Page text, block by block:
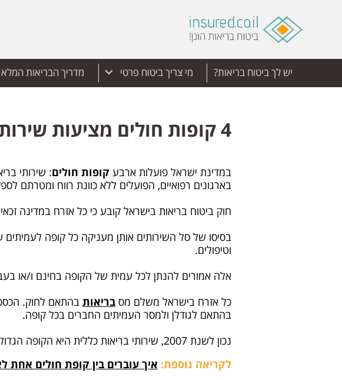
יש לך ביטוח בריאות? מי צריך ביטוח פרטי מדריך הבריאות המלא
4 קופות חולים מציעות שירותי בריאות לאזרח
במדינת ישראל פועלות ארבע קופות חולים: שירותי
בארגונים רפואיים, הפועלים ללא כוונת רווח ומטרתם
חוק ביטוח בריאות בישראל קובע כי כל אזרח במדינה
בסיסו של סל השירותים אותן מעניקה כל קופה
וטיפולים.
אלה אמורים להנתן לכל עמית של הקופה בחינם ו/או
כל אזרח בישראל משלם מסבריאות בהתאם לחוק.
בהתאם לגודלן ולמסר העמיתים החברים בכל קופה.
נכון לשנת 2007, שירותי בריאות כללית היא הקופה הגדולה בישראל.
לקריאה נוספת: איך עוברים בין קופת חולים אחת